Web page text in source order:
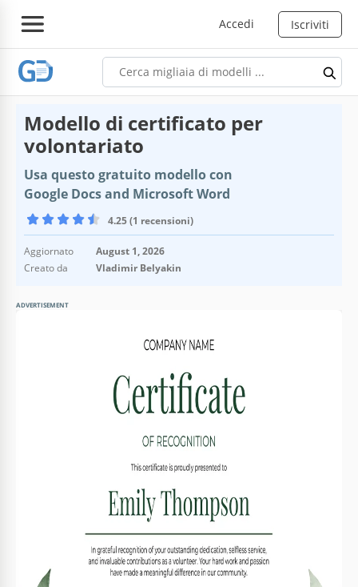
Accedi Iscriviti
Modello di certificato per
volontariato
Usa questo gratuito modello con
Google Docs and Microsoft Word
4.25 (1 recensioni)
Aggiornato
August 1, 2026
Creato da
Vladimir Belyakin
ADVERTISEMENT